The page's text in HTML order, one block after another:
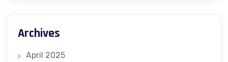
Archives
April 2025